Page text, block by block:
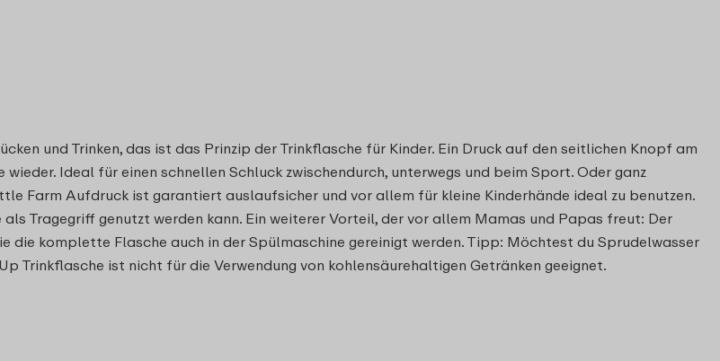
und Trinken, das ist das Prinzip der Trinkflasche für Kinder. Ein Druck auf den seitlichen Knopf am
Ideal für einen schnellen Schluck zwischendurch, unterwegs und beim Sport. Oder ganz
Farm Aufdruck ist garantiert auslaufsicher und vor allem für kleine Kinderhände ideal zu benutzen.
Tragegriff genutzt werden kann. Ein weiterer Vorteil, der vor allem Mamas und Papas freut: Der
die komplette Flasche auch in der Spülmaschine gereinigt werden. Tipp: Möchtest du Sprudelwasser
Trinkflasche ist nicht für die Verwendung von kohlensäurehaltigen Getränken geeignet.